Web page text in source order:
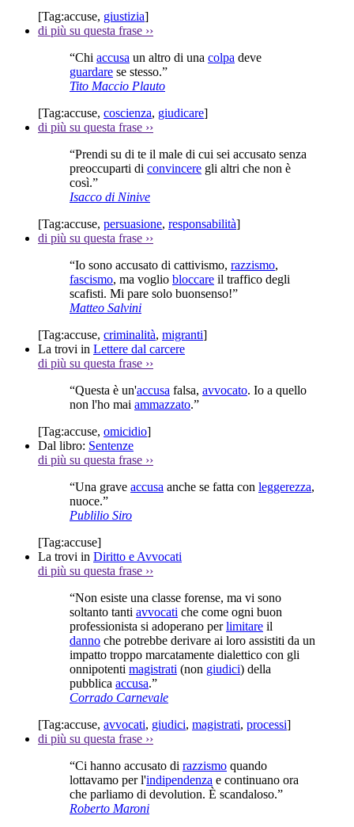
[Tag:accuse, giustizia]
di più su questa frase ››
“Chi accusa un altro di una colpa deve
guardare se stesso.”
Tito Maccio Plauto
[Tag:accuse, coscienza, giudicare]
di più su questa frase ››
“Prendi su di te il male di cui sei accusato senza
preoccuparti di convincere gli altri che non è
così.”
Isacco di Ninive
[Tag:accuse, persuasione, responsabilità]
di più su questa frase ››
“Io sono accusato di cattivismo, razzismo,
fascismo, ma voglio bloccare il traffico degli
scafisti. Mi pare solo buonsenso!”
Matteo Salvini
[Tag:accuse, criminalità, migranti]
La trovi in Lettere dal carcere
di più su questa frase ››
“Questa è un'accusa falsa, avvocato. Io a quello
non l'ho mai ammazzato.”
[Tag:accuse, omicidio]
Dal libro: Sentenze
di più su questa frase ››
“Una grave accusa anche se fatta con leggerezza,
nuoce.”
Publilio Siro
[Tag:accuse]
La trovi in Diritto e Avvocati
di più su questa frase ››
“Non esiste una classe forense, ma vi sono
soltanto tanti avvocati che come ogni buon
professionista si adoperano perlimitare il
danno che potrebbe derivare ai loro assistiti da un
impatto troppo marcatamente dialettico con gli
onnipotenti magistrati (non giudici) della
pubblica accusa.”
Corrado Carnevale
[Tag:accuse, avvocati, giudici, magistrati, processi]
di più su questa frase ››
“Ci hanno accusato di razzismo quando
lottavamo per l'indipendenza e continuano ora
che parliamo di devolution. È scandaloso.”
Roberto Maroni